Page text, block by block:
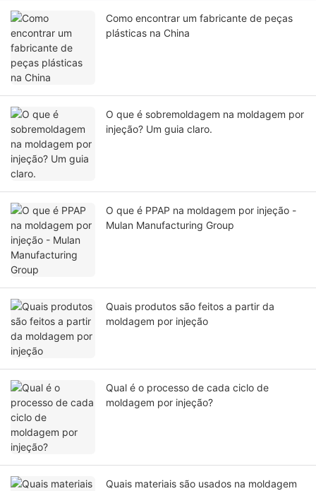
Como encontrar um fabricante de peças
plásticas na China
O que é sobremoldagem na moldagem por
injeção? Um guia claro.
O que é PPAP na moldagem por injeção -
Mulan Manufacturing Group
Quais produtos são feitos a partir da
moldagem por injeção
Qual é o processo de cada ciclo de
moldagem por injeção?
Quais materiais são usados ​​na moldagem